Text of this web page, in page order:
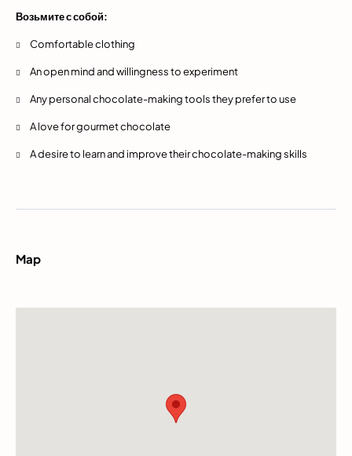
Возьмите с собой:
Comfortable clothing
An open mind and willingness to experiment
Any personal chocolate-making tools they prefer to use
A love for gourmet chocolate
A desire to learn and improve their chocolate-making skills
Map